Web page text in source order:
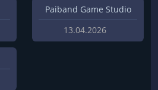
Paiband Game Studio
13.04.2026